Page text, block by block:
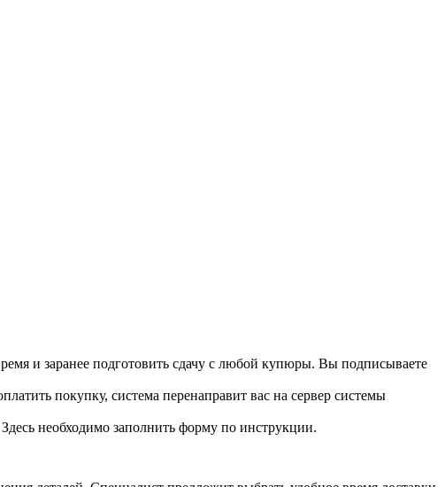
и заранее подготовить сдачу с любой купюры. Вы подписываете
покупку, система перенаправит вас на сервер системы
необходимо заполнить форму по инструкции.